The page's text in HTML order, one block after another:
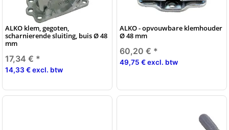
ALKO klem, gegoten,
scharnierende sluiting, buis Ø 48
mm
17,34 € *
14,33 € excl. btw
ALKO - opvouwbare klemhouder
Ø 48 mm
60,20 € *
49,75 € excl. btw